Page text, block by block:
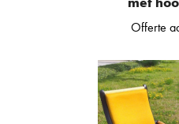
Offerte